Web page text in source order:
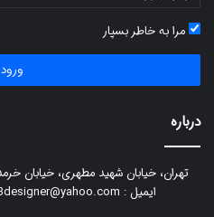
مرا به خاطر بسپار
ورود
درباره
ایمیل : top3designer@yahoo.com تماس : 09131846330